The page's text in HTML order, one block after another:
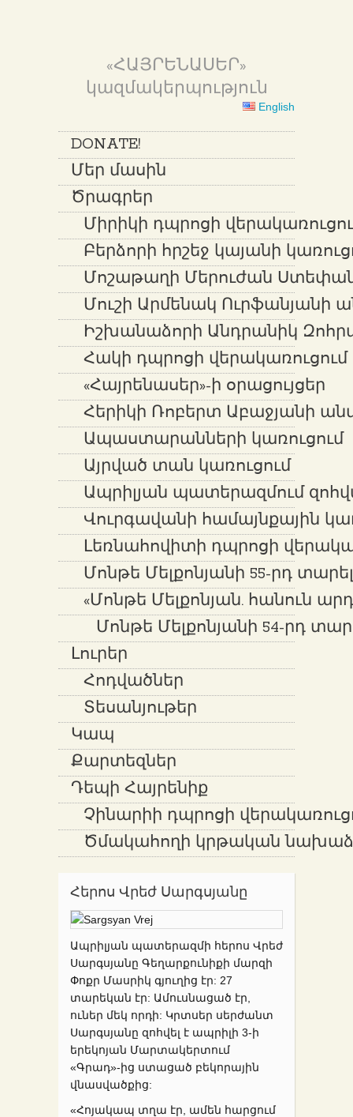
«ՀԱՅՐԵՆԱՍԵՐ»
կազմակերպություն
English
DONATE!
Մեր մասին
Ծրագրեր
Միրիկի դպրոցի
Բերձորի հրշեջ կայանի
Մոշաթաղի Մերուժան
Մուշի Արմենակ Ուրֆանյանի
Իշխանաձորի Անդրանիկ
Հակի դպրոցի վերակառուցում
«Հայրենասեր»-ի օրացույցեր
Հերիկի Ռոբերտ Աբաջյանի
Ապաստարանների կառուցում
Այրված տան կառուցում
Ապրիլյան պատերազմում
Վուրգավանի համայնքային
Լեռնահովիտի դպրոցի
Մոնթե Մելքոնյանի 55-րդ
«Մոնթե Մելքոնյան. հանուն
Մոնթե Մելքոնյանի 54-րդ
Լուրեր
Հոդվածներ
Տեսանյութեր
Կապ
Քարտեզներ
Դեպի Հայրենիք
Չինարիի դպրոցի
Ծմակահողի կրթական
Հերոս Վրեժ Սարգսյանը
Ապրիլյան պատերազմի հերոս Վրեժ
Սարգսյանը Գեղարքունիքի մարզի
Փոքր Մասրիկ գյուղից էր: 27
տարեկան էր: Ամուսնացած էր,
ուներ մեկ որդի: Կրտսեր սերժանտ
Սարգսյանը զոհվել է ապրիլի 3-ի
երեկոյան Մարտակերտում
«Գրադ»-ից ստացած բեկորային
վնասվածքից:
«Հոյակապ տղա էր, ամեն հարցում